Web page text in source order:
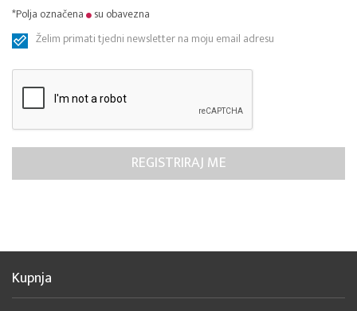
*Polja označena
su obavezna
Želim primati tjedni newsletter na moju email adresu
Kupnja